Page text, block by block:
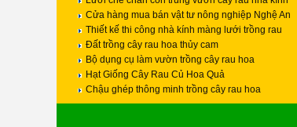
Cửa hàng mua bán vật tư nông nghiệp Nghệ An
Thiết kế thi công nhà kính màng lưới trồng rau
Đất trồng cây rau hoa thủy cam
Bộ dụng cụ làm vườn trồng cây rau hoa
Hạt Giống Cây Rau Củ Hoa Quả
Chậu ghép thông minh trồng cây rau hoa